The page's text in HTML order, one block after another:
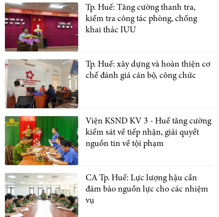
Tp. Huế: Tăng cường thanh tra,
kiểm tra công tác phòng, chống
khai thác IUU
Tp. Huế: xây dựng và hoàn thiện cơ
chế đánh giá cán bộ, công chức
Viện KSND KV 3 - Huế tăng cường
kiểm sát về tiếp nhận, giải quyết
nguồn tin về tội phạm
CA Tp. Huế: Lực lượng hậu cần
đảm bảo nguồn lực cho các nhiệm
vụ